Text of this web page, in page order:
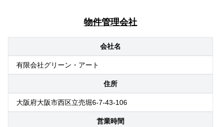
物件管理会社
会社名
有限会社グリーン・アート
住所
大阪府大阪市西区立売堀6-7-43-106
営業時間